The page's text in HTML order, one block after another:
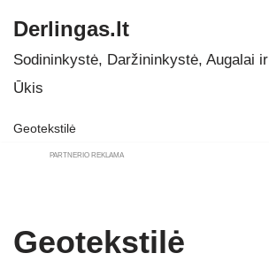
Skip
to
Derlingas.lt
Sodininkystė, Daržininkystė, Augalai ir
Ūkis
Geotekstilė
PARTNERIO REKLAMA
Geotekstilė